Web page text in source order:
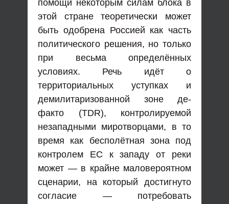
помощи некоторым силам блока в
этой стране теоретически может
быть одобрена Россией как часть
политического решения, но только
при весьма определённых
условиях. Речь идёт о
территориальных уступках и
демилитаризованной зоне де-
факто (TDR), контролируемой
незападными миротворцами, в то
время как бесполётная зона под
контролем ЕС к западу от реки
может — в крайне маловероятном
сценарии, на который достигнуто
согласие — потребовать